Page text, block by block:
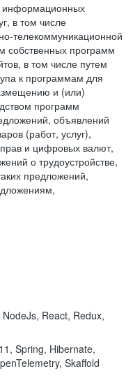
информационных
в том числе
телекоммуникационной
собственных программ
в том числе путем
к программам для
и (или)
программ
объявлений
(работ, услуг),
и цифровых валют,
о трудоустройстве,
предложений,
React, Redux,
Spring, Hibernate,
Skaffold